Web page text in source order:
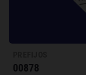
00878